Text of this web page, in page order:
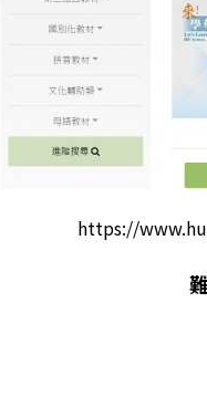
https://